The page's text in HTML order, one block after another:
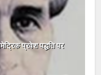
प्रवेश पद्धति पर